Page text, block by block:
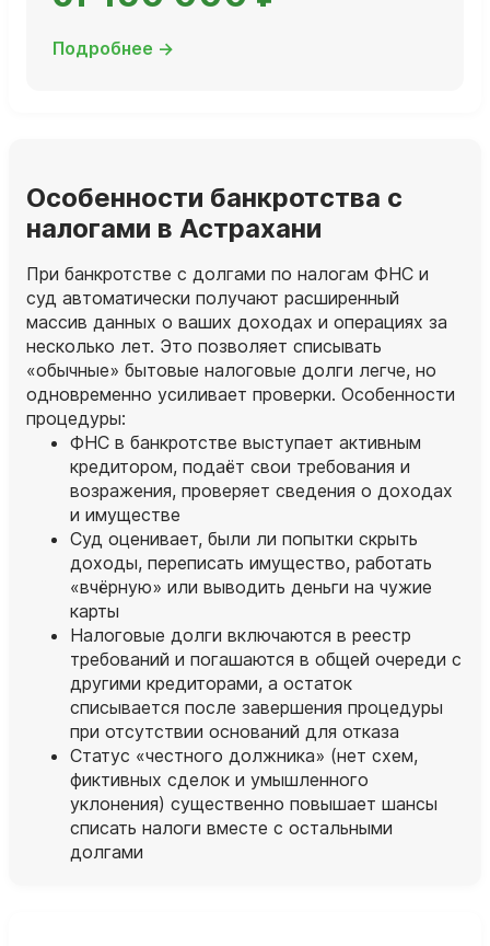
Подробнее →
Особенности банкротства с
налогами в Астрахани
При банкротстве с долгами по налогам ФНС и
суд автоматически получают расширенный
массив данных о ваших доходах и операциях за
несколько лет. Это позволяет списывать
«обычные» бытовые налоговые долги легче, но
одновременно усиливает проверки. Особенности
процедуры:
ФНС в банкротстве выступает активным
кредитором, подаёт свои требования и
возражения, проверяет сведения о доходах
и имуществе
Суд оценивает, были ли попытки скрыть
доходы, переписать имущество, работать
«вчёрную» или выводить деньги на чужие
карты
Налоговые долги включаются в реестр
требований и погашаются в общей очереди с
другими кредиторами, а остаток
списывается после завершения процедуры
при отсутствии оснований для отказа
Статус «честного должника» (нет схем,
фиктивных сделок и умышленного
уклонения) существенно повышает шансы
списать налоги вместе с остальными
долгами